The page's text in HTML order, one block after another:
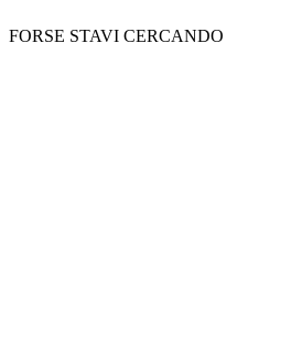
FORSE STAVI CERCANDO